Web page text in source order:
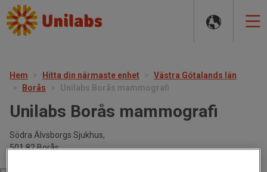
NAVIGATION
Hem Hitta din närmaste enhet
Västra Götalands län
Borås
Unilabs Borås mammografi
Unilabs Borås mammografi
Södra Älvsborgs Sjukhus,
501 82 Borås